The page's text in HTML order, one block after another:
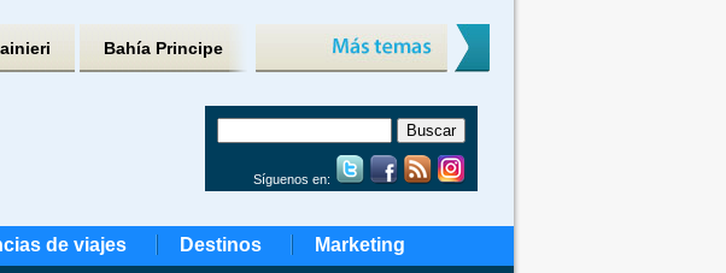
Bahía Principe
Síguenos en:
de viajes Destinos Marketing